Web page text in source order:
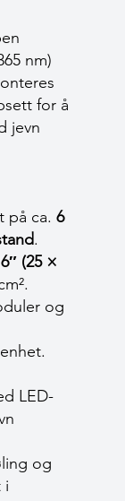
nm)
for å
jevn
på ca. 6
.
(25 ×
og
LED-
og
i